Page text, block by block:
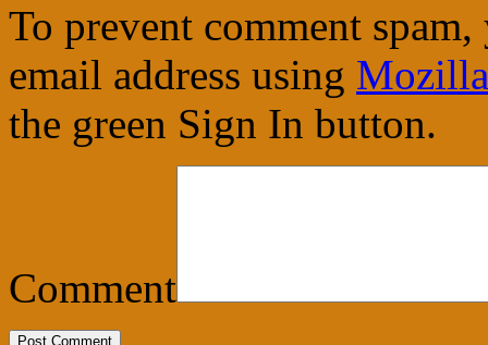
To prevent comment
email address using
the green Sign In button.
Comment